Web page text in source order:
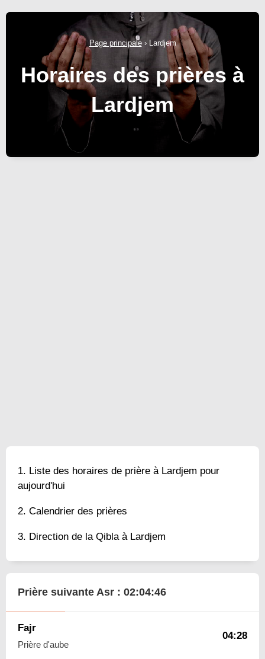
Page principale› Lardjem
Horaires des prières à
Lardjem
Liste des horaires de prière à Lardjem pour
aujourd'hui
Calendrier des prières
Direction de la Qibla à Lardjem
Prière suivante Asr : 02:04:45
Fajr
Prière d'aube
04:28